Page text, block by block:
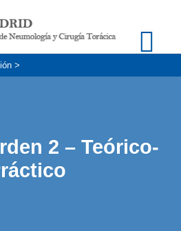
>
2 – Teórico-